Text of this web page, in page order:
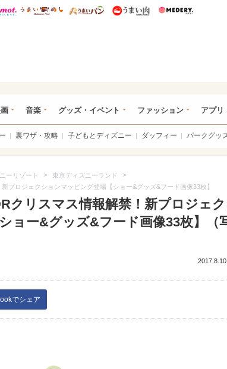
あ総研 ディズニー特集
mimot. うまいめし うまいパン うまい肉
音楽 グッズ・イベント ファッション アプリ
裏ワザ・攻略 子どもとディズニー ダッフィー パークグッ
ーリゾート > 東京ディズニーランド >
プロジェクションマッピング登場【ショー&グッズ&フード画像33枚】
クリスマス情報解禁！新プロジェ
ョー&グッズ&フード画像33枚】（
でシェア